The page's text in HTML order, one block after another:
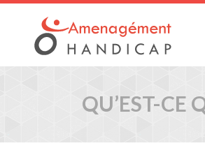
QU’EST-CE